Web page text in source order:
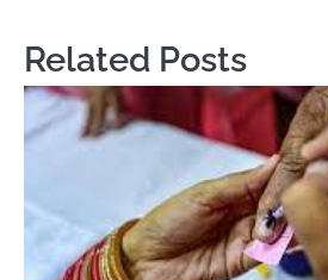
Related Posts